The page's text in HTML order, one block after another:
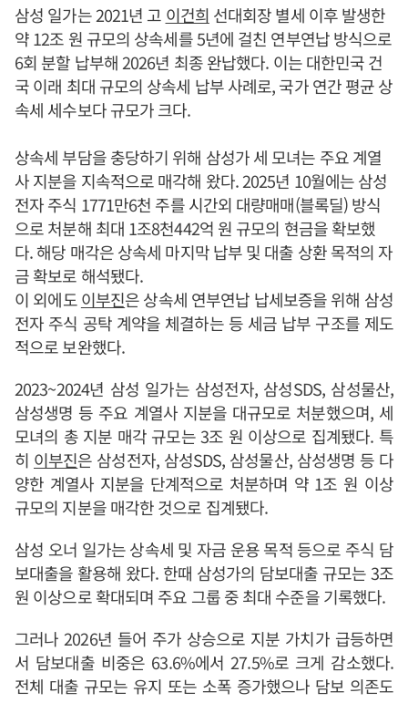
삼성 일가는 2021년 고 이건희 선대회장 별세 이후 발생한
약 12조 원 규모의 상속세를 5년에 걸친 연부연납 방식으로
6회 분할 납부해 2026년 최종 완납했다. 이는 대한민국 건
국 이래 최대 규모의 상속세 납부 사례로, 국가 연간 평균 상
속세 세수보다 규모가 크다.
상속세 부담을 충당하기 위해 삼성가 세 모녀는 주요 계열
사 지분을 지속적으로 매각해 왔다. 2025년 10월에는 삼성
전자 주식 1771만6천 주를 시간외 대량매매(블록딜) 방식
으로 처분해 최대 1조8천442억 원 규모의 현금을 확보했
다. 해당 매각은 상속세 마지막 납부 및 대출 상환 목적의 자
금 확보로 해석됐다.
이 외에도이부진은 상속세 연부연납 납세보증을 위해 삼성
전자 주식 공탁 계약을 체결하는 등 세금 납부 구조를 제도
적으로 보완했다.
2023~2024년 삼성 일가는 삼성전자, 삼성SDS, 삼성물산,
삼성생명 등 주요 계열사 지분을 대규모로 처분했으며, 세
모녀의 총 지분 매각 규모는 3조 원 이상으로 집계됐다. 특
히 이부진은 삼성전자, 삼성SDS, 삼성물산, 삼성생명 등 다
양한 계열사 지분을 단계적으로 처분하며 약 1조 원 이상
규모의 지분을 매각한 것으로 집계됐다.
삼성 오너 일가는 상속세 및 자금 운용 목적 등으로 주식 담
보대출을 활용해 왔다. 한때 삼성가의 담보대출 규모는 3조
원 이상으로 확대되며 주요 그룹 중 최대 수준을 기록했다.
그러나 2026년 들어 주가 상승으로 지분 가치가 급등하면
서 담보대출 비중은 63.6%에서 27.5%로 크게 감소했다.
전체 대출 규모는 유지 또는 소폭 증가했으나 담보 의존도